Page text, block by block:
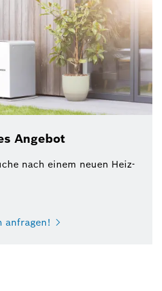
Angebot
nach einem neuen Heiz-
anfragen!